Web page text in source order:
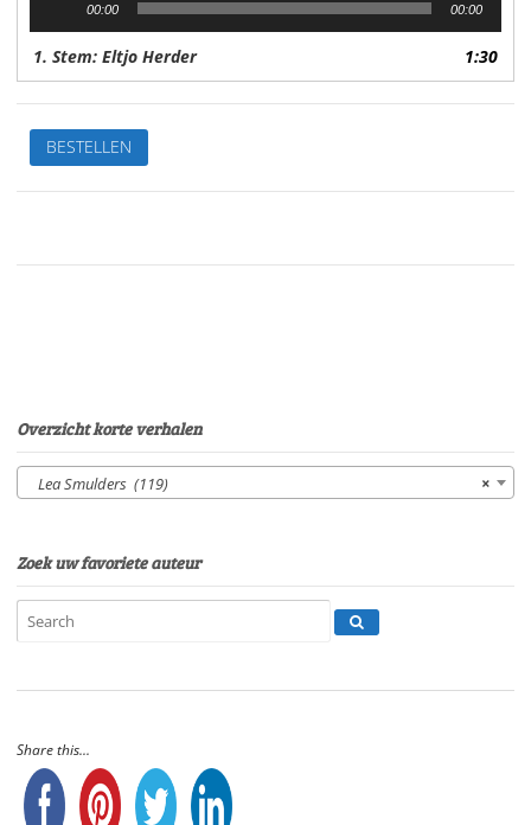
00:00 00:00
1. Stem: Eltjo Herder 1:30
De
oren
van
konijnVan:Lea
BESTELLEN
Overzicht korte verhalen
×
Lea Smulders (119)
Zoek uw favoriete auteur
Share this...